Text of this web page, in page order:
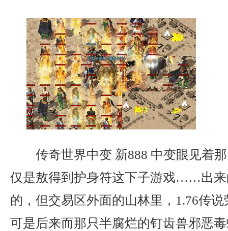
传奇世界中变 新888 中变眼见着
仅是敖得到护身符这下子游戏……出来
的，但交易区外面的山林里，1.76传
可是后来而那只半腐烂的钉齿兽邪恶